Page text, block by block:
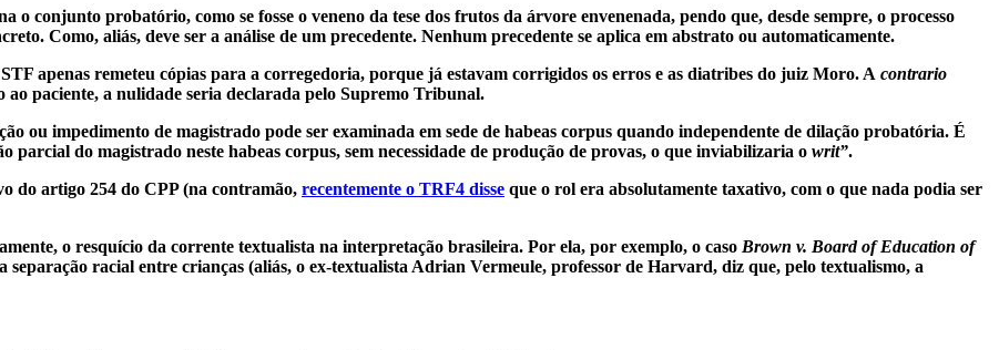
conjunto probatório, como se fosse o veneno da tese dos frutos da árvore envenenada, pendo que, desde sempre, o processo
Como, aliás, deve ser a análise de um precedente. Nenhum precedente se aplica em abstrato ou automaticamente.
apenas remeteu cópias para a corregedoria, porque já estavam corrigidos os erros e as diatribes do juiz Moro. A contrario
ao paciente, a nulidade seria declarada pelo Supremo Tribunal.
ou impedimento de magistrado pode ser examinada em sede de habeas corpus quando independente de dilação probatória. É
parcial do magistrado neste habeas corpus, sem necessidade de produção de provas, o que inviabilizaria o writ”.
do artigo 254 do CPP (na contramão, recentemente o TRF4 disse que o rol era absolutamente taxativo, com o que nada podia ser
o resquício da corrente textualista na interpretação brasileira. Por ela, por exemplo, o caso Brown v. Board of Education of
racial entre crianças (aliás, o ex-textualista Adrian Vermeule, professor de Harvard, diz que, pelo textualismo, a